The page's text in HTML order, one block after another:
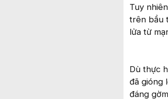
Tuy
trên bầu
lửa từ
Dù thực
đã gióng
đáng